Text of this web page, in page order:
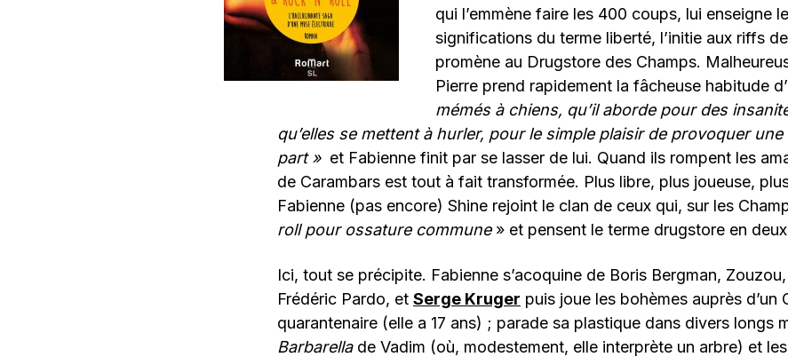
qui l’emmène faire les 400 coups, lui enseigne
significations du terme liberté, l’initie aux riffs
promène au Drugstore des Champs.
Pierre prend rapidement la fâcheuse habitude
mémés à chiens, qu’il aborde pour des
qu’elles se mettent à hurler, pour le simple plaisir de provoquer
part » et Fabienne finit par se lasser de lui. Quand ils rompent les
de Carambars est tout à fait transformée. Plus libre, plus joueuse,
Fabienne (pas encore) Shine rejoint le clan de ceux qui, sur les
roll pour ossature commune» et pensent le terme drugstore en
Ici, tout se précipite. Fabienne s’acoquine de Boris Bergman,
Frédéric Pardo, et Serge Kruger puis joue les bohèmes auprès d’un
quarantenaire (elle a 17 ans) ; parade sa plastique dans divers longs
Barbarellade Vadim (où, modestement, elle interprète un arbre) et les